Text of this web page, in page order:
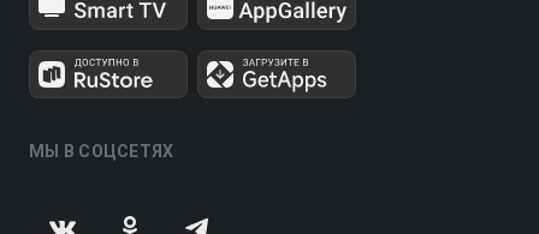
МЫ В СОЦСЕТЯХ